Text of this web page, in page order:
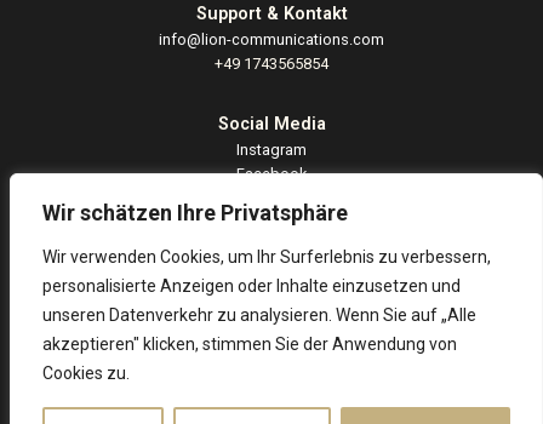
Wir schätzen Ihre Privatsphäre
Wir verwenden Cookies, um Ihr Surferlebnis zu verbessern,
personalisierte Anzeigen oder Inhalte einzusetzen und
unseren Datenverkehr zu analysieren. Wenn Sie auf „Alle
akzeptieren" klicken, stimmen Sie der Anwendung von
Cookies zu.
Support & Kontakt
info@lion-communications.com
+49 1743565854
Social Media
Instagram
Facebook
Information
Impressum
AGB
Datenschutz